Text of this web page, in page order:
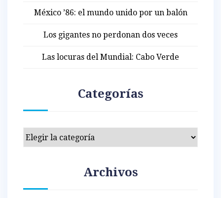
México ’86: el mundo unido por un balón
Los gigantes no perdonan dos veces
Las locuras del Mundial: Cabo Verde
Categorías
Categorías
Archivos